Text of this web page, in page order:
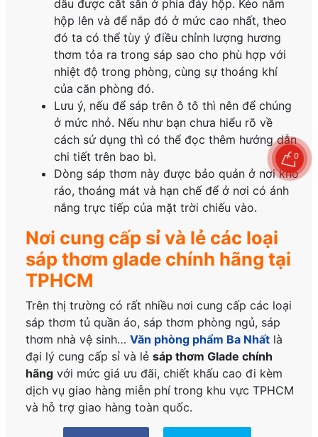
dấu được cắt sẵn ở phía đáy hộp. Kéo nắm
hộp lên và để nắp đó ở mức cao nhất, theo
đó ta có thể tùy ý điều chỉnh lượng hương
thơm tỏa ra trong sáp sao cho phù hợp với
nhiệt độ trong phòng, cùng sự thoáng khí
của căn phòng đó.
Lưu ý, nếu để sáp trên ô tô thì nên để chúng
ở mức nhỏ. Nếu như bạn chưa hiểu rõ về
cách sử dụng thì có thể đọc thêm hướng dẫn
chi tiết trên bao bì.
Dòng sáp thơm này được bảo quản ở nơi khô
ráo, thoáng mát và hạn chế để ở nơi có ánh
nắng trực tiếp của mặt trời chiếu vào.
Nơi cung cấp sỉ và lẻ các loại
sáp thơm glade chính hãng tại
TPHCM
Trên thị trường có rất nhiều nơi cung cấp các loại
sáp thơm tủ quần áo, sáp thơm phòng ngủ, sáp
thơm nhà vệ sinh…Văn phòng phẩm Ba Nhất là
đại lý cung cấp sỉ và lẻsáp thơm Glade chính
hãng với mức giá ưu đãi, chiết khấu cao đi kèm
dịch vụ giao hàng miễn phí trong khu vực TPHCM
và hỗ trợ giao hàng toàn quốc.
0